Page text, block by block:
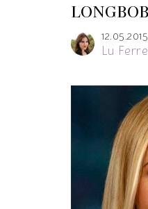
12.05.2015
Lu